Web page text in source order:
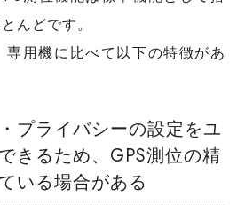
んどです。
用機に比べて以下の特徴があ
プライバシーの設定をユ
きるため、GPS測位の精
いる場合がある